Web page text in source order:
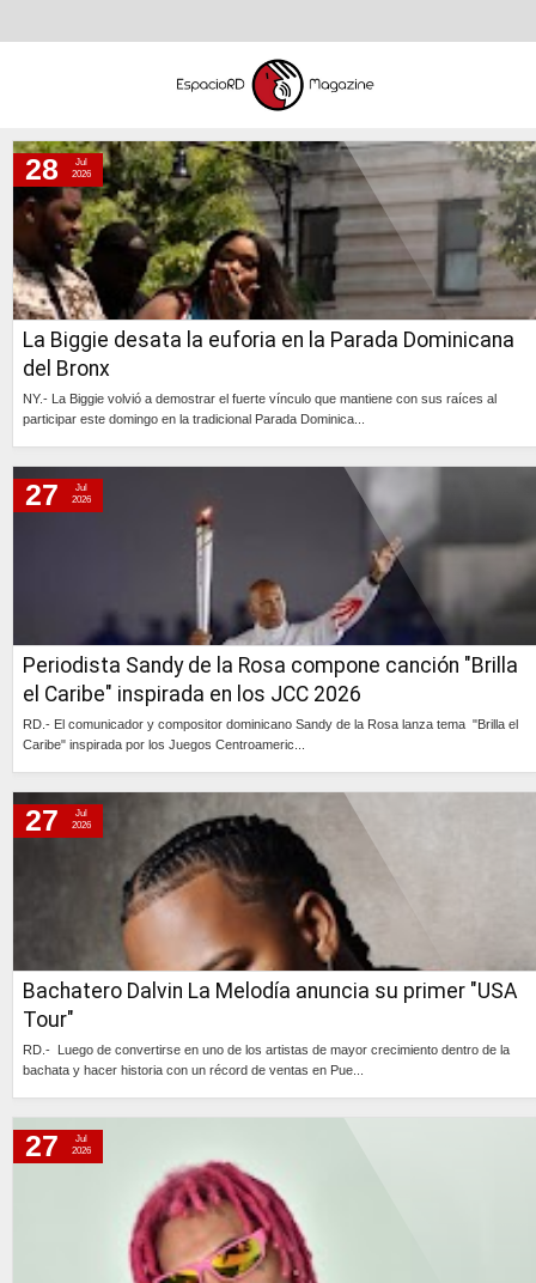
martes, 28 de julio de 2026
La Biggie desata la euforia en la Parada Dominicana
del Bronx
NY.- La Biggie volvió a demostrar el fuerte vínculo que mantiene con sus raíces al
participar este domingo en la tradicional Parada Dominica...
28
Jul
2026
lunes, 27 de julio de 2026
Periodista Sandy de la Rosa compone canción "Brilla
el Caribe" inspirada en los JCC 2026
RD.- El comunicador y compositor dominicano Sandy de la Rosa lanza tema "Brilla el
Caribe" inspirada por los Juegos Centroameric...
27
Jul
2026
Bachatero Dalvin La Melodía anuncia su primer "USA
Tour"
RD.- Luego de convertirse en uno de los artistas de mayor crecimiento dentro de la
bachata y hacer historia con un récord de ventas en Pue...
27
Jul
2026
27
Jul
2026
sábado, 25 de julio de 2026
viernes, 24 de julio de 2026
miércoles, 22 de julio de 2026
martes, 21 de julio de 2026
martes, 14 de julio de 2026
lunes, 13 de julio de 2026